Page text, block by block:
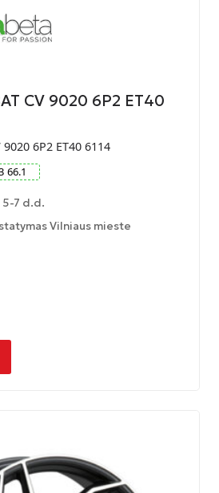
CV 9020 6P2 ET40
9020 6P2 ET40 6114
66.1
7 d.d.
Vilniaus mieste